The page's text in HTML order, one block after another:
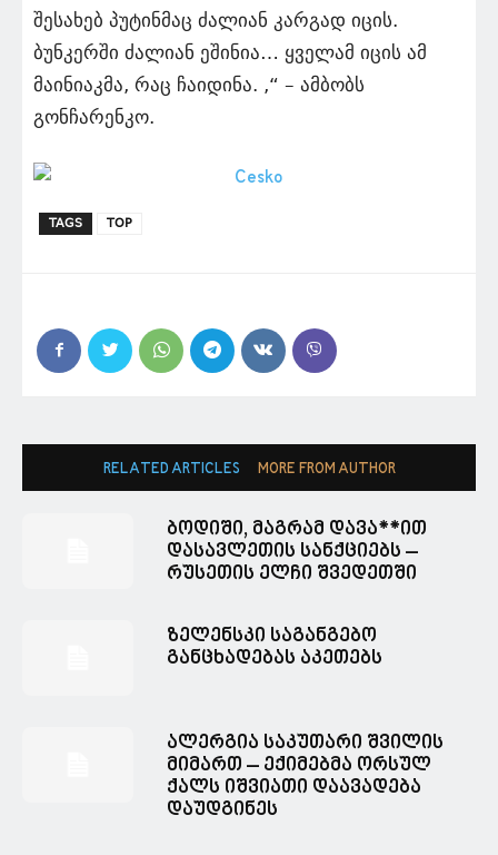
შესახებ პუტინმაც ძალიან კარგად იცის.
ბუნკერში ძალიან ეშინია… ყველამ იცის ამ
მაინიაკმა, რაც ჩაიდინა. ,“ – ამბობს
გონჩარენკო.
TAGS TOP
RELATED ARTICLES MORE FROM AUTHOR
ბოდიში, მაგრამ დავა**ით
დასავლეთის სანქციებს –
რუსეთის ელჩი შვედეთში
ზელენსკი საგანგებო
განცხადებას აკეთებს
ალერგია საკუთარი შვილის
მიმართ – ექიმებმა ორსულ
ქალს იშვიათი დაავადება
დაუდგინეს